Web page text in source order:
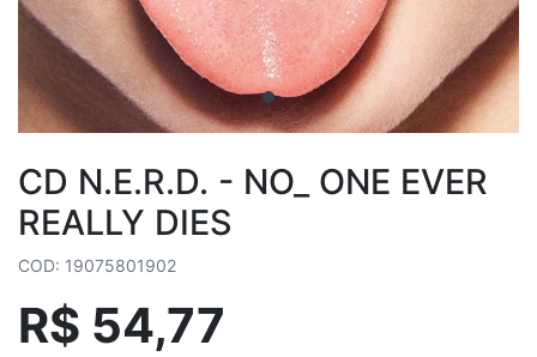
CD N.E.R.D. - NO_ ONE EVER
REALLY DIES
COD: 19075801902
R$ 54,77